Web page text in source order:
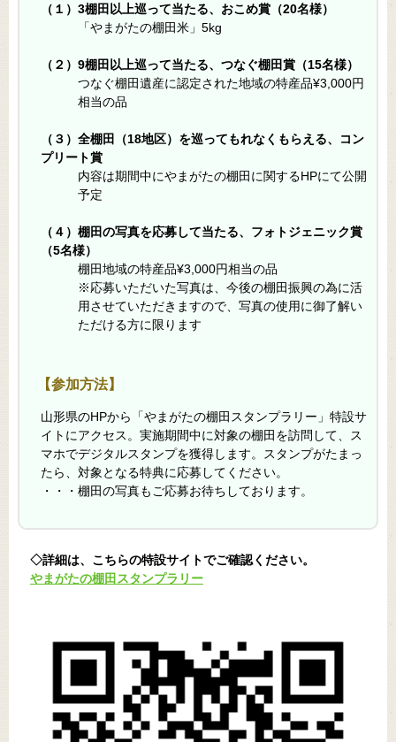
（１）3棚田以上巡って当たる、おこめ賞（20名様）
「やまがたの棚田米」5kg
（２）9棚田以上巡って当たる、つなぐ棚田賞（15名様）
つなぐ棚田遺産に認定された地域の特産品¥3,000円
相当の品
（３）全棚田（18地区）を巡ってもれなくもらえる、コン
プリート賞
内容は期間中にやまがたの棚田に関するHPにて公開
予定
（４）棚田の写真を応募して当たる、フォトジェニック賞
（5名様）
棚田地域の特産品¥3,000円相当の品
※応募いただいた写真は、今後の棚田振興の為に活
用させていただきますので、写真の使用に御了解い
ただける方に限ります
【参加方法】
山形県のHPから「やまがたの棚田スタンプラリー」特設サ
イトにアクセス。実施期間中に対象の棚田を訪問して、ス
マホでデジタルスタンプを獲得します。スタンプがたまっ
たら、対象となる特典に応募してください。
・・・棚田の写真もご応募お待ちしております。
◇詳細は、こちらの特設サイトでご確認ください。
やまがたの棚田スタンプラリー